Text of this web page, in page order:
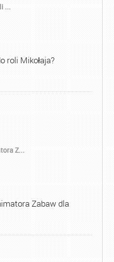
...
roli Mikołaja?
Z...
Zabaw dla